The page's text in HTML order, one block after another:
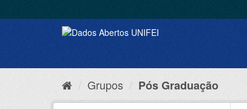
Grupos Pós Graduação